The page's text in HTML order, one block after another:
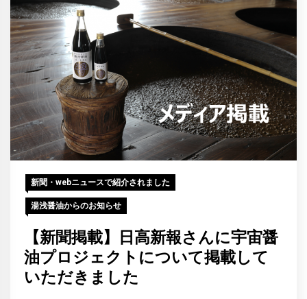
新聞・webニュースで紹介されました
湯浅醤油からのお知らせ
【新聞掲載】日高新報さんに宇宙醤
油プロジェクトについて掲載して
いただきました